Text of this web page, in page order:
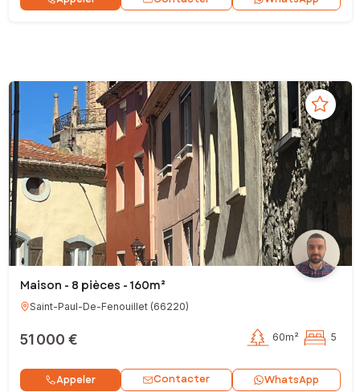
Maison - 8 pièces - 160m²
Saint-Paul-De-Fenouillet(66220)
51 000 € 60m² 5
Appeler Contacter WhatsApp